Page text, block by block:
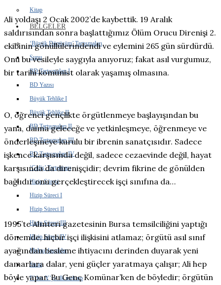
Kitap
BELGELER
‘Büyük Dönüşüm’ Tartışmaları
Sunu
BD Tartışmaları I
BD Yazısı
Büyük Tehlike I
Büyük Tehlike II
BD Tartışmaları II
BD Tartışmaları III
BD Tartışmaları IV
‘Gidiş’ Tartışması
Hizip Süreci
Hizip Süreci I
Hizip Süreci II
Hizip Süreci III
Hizip Süreci IV
Mektuplaşmalar
Sunu
F’den Y’ye ilk mektup
Ali yoldaşı 2 Ocak 2002’de kaybettik. 19 Aralık
saldırısından sonra başlattığımız Ölüm Orucu Direnişi 2.
ekibinin gönüllülerindendi ve eylemini 265 gün sürdürdü.
Onu bu vesileyle saygıyla anıyoruz; fakat asıl vurgumuz,
bir tarihi komünist olarak yaşamış olmasına.
O, öğrenci gençlikte örgütlenmeye başlayışından bu
yana, daima geleceğe ve yetkinleşmeye, öğrenmeye ve
önderleşmeye kurulu bir ibrenin sanatçısıdır. Sadece
işkence karşısında değil, sadece cezaevinde değil, hayat
karşısında da direnişçidir; devrim fikrine de gönülden
bağlıdır onu gerçekleştirecek işçi sınıfına da…
1995’te Alınteri gazetesinin Bursa temsilciliğini yaptığı
dönemde, hiçbir işçi ilişkisini atlamaz; örgütü asıl sınıf
ayağından besleme ihtiyacını derinden duyarak yeni
damarlara dalar, yeni güçler yaratmaya çalışır; Ali hep
böyle yapar. Bu Genç Komünar’ken de böyledir; örgütün